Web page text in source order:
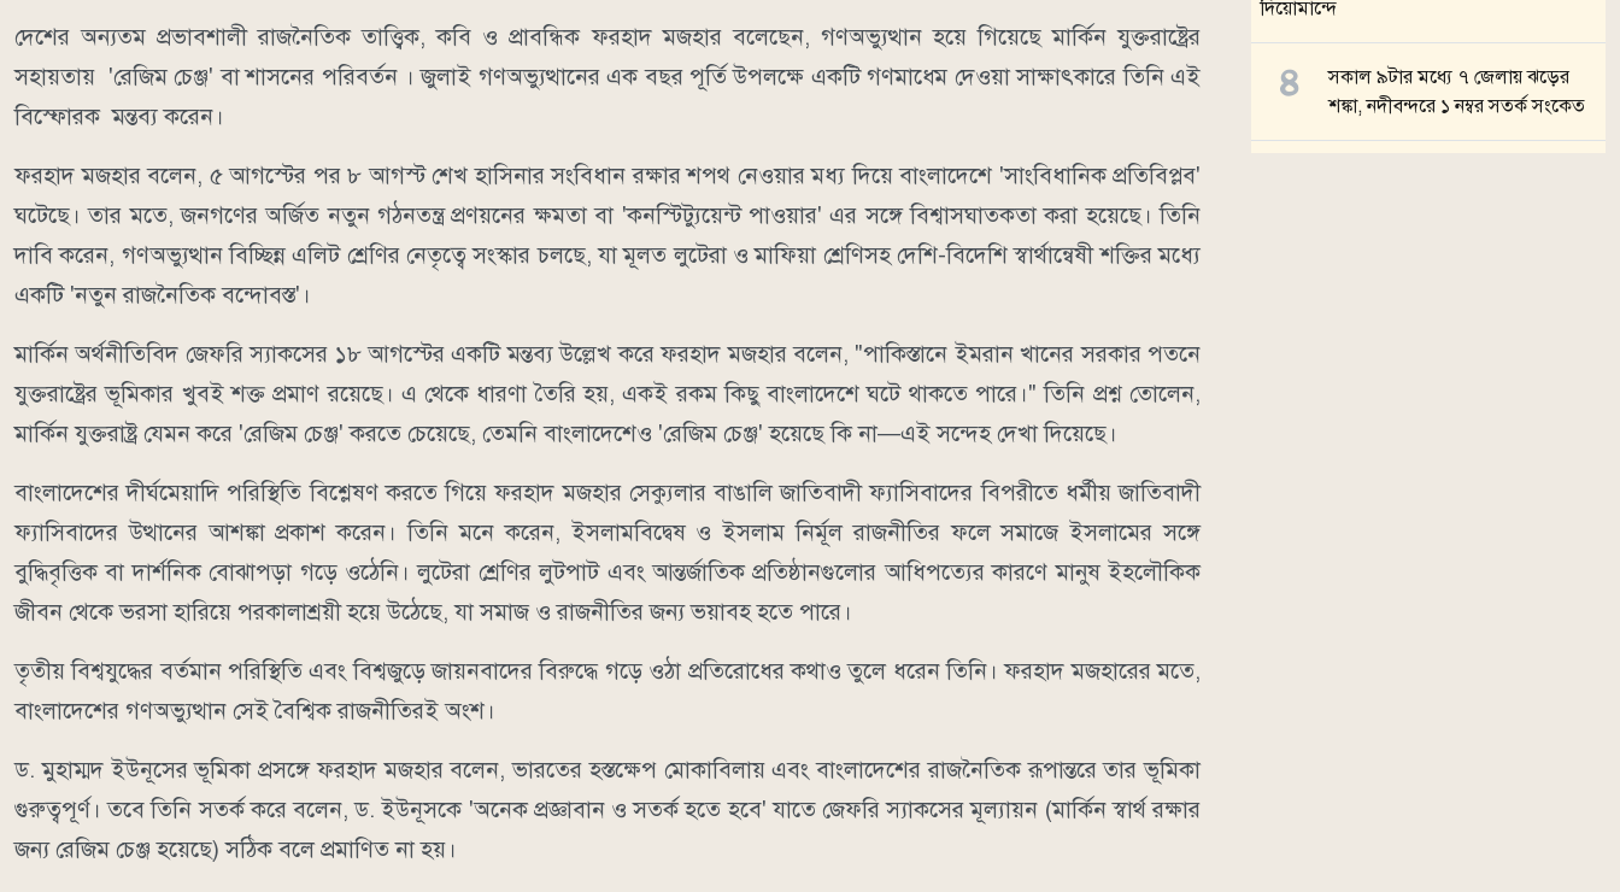
দেশের অন্যতম প্রভাবশালী রাজনৈতিক তাত্ত্বিক, কবি ও প্রাবন্ধিক ফরহাদ মজহার বলেছেন, গণঅভ্যুত্থান হয়ে গিয়েছে মার্কিন যুক্তরাষ্ট্রের
সহায়তায় 'রেজিম চেঞ্জ' বা শাসনের পরিবর্তন । জুলাই গণঅভ্যুত্থানের এক বছর পূর্তি উপলক্ষে একটি গণমাধ্মে দেওয়া সাক্ষাৎকারে তিনি এই
বিস্ফোরক মন্তব্য করেন।
ফরহাদ মজহার বলেন, ৫ আগস্টের পর ৮ আগস্ট শেখ হাসিনার সংবিধান রক্ষার শপথ নেওয়ার মধ্য দিয়ে বাংলাদেশে 'সাংবিধানিক প্রতিবিপ্লব'
ঘটেছে। তার মতে, জনগণের অর্জিত নতুন গঠনতন্ত্র প্রণয়নের ক্ষমতা বা 'কনস্টিট্যুয়েন্ট পাওয়ার' এর সঙ্গে বিশ্বাসঘাতকতা করা হয়েছে। তিনি
দাবি করেন, গণঅভ্যুত্থান বিচ্ছিন্ন এলিট শ্রেণির নেতৃত্বে সংস্কার চলছে, যা মূলত লুটেরা ও মাফিয়া শ্রেণিসহ দেশি-বিদেশি স্বার্থান্বেষী শক্তির মধ্যে
একটি 'নতুন রাজনৈতিক বন্দোবস্ত'।
মার্কিন অর্থনীতিবিদ জেফরি স্যাকসের ১৮ আগস্টের একটি মন্তব্য উল্লেখ করে ফরহাদ মজহার বলেন, "পাকিস্তানে ইমরান খানের সরকার পতনে
যুক্তরাষ্ট্রের ভূমিকার খুবই শক্ত প্রমাণ রয়েছে। এ থেকে ধারণা তৈরি হয়, একই রকম কিছু বাংলাদেশে ঘটে থাকতে পারে।" তিনি প্রশ্ন তোলেন,
মার্কিন যুক্তরাষ্ট্র যেমন করে 'রেজিম চেঞ্জ' করতে চেয়েছে, তেমনি বাংলাদেশেও 'রেজিম চেঞ্জ' হয়েছে কি না—এই সন্দেহ দেখা দিয়েছে।
বাংলাদেশের দীর্ঘমেয়াদি পরিস্থিতি বিশ্লেষণ করতে গিয়ে ফরহাদ মজহার সেক্যুলার বাঙালি জাতিবাদী ফ্যাসিবাদের বিপরীতে ধর্মীয় জাতিবাদী
ফ্যাসিবাদের উত্থানের আশঙ্কা প্রকাশ করেন। তিনি মনে করেন, ইসলামবিদ্বেষ ও ইসলাম নির্মূল রাজনীতির ফলে সমাজে ইসলামের সঙ্গে
বুদ্ধিবৃত্তিক বা দার্শনিক বোঝাপড়া গড়ে ওঠেনি। লুটেরা শ্রেণির লুটপাট এবং আন্তর্জাতিক প্রতিষ্ঠানগুলোর আধিপত্যের কারণে মানুষ ইহলৌকিক
জীবন থেকে ভরসা হারিয়ে পরকালাশ্রয়ী হয়ে উঠেছে, যা সমাজ ও রাজনীতির জন্য ভয়াবহ হতে পারে।
তৃতীয় বিশ্বযুদ্ধের বর্তমান পরিস্থিতি এবং বিশ্বজুড়ে জায়নবাদের বিরুদ্ধে গড়ে ওঠা প্রতিরোধের কথাও তুলে ধরেন তিনি। ফরহাদ মজহারের মতে,
বাংলাদেশের গণঅভ্যুত্থান সেই বৈশ্বিক রাজনীতিরই অংশ।
ড. মুহাম্মদ ইউনূসের ভূমিকা প্রসঙ্গে ফরহাদ মজহার বলেন, ভারতের হস্তক্ষেপ মোকাবিলায় এবং বাংলাদেশের রাজনৈতিক রূপান্তরে তার ভূমিকা
গুরুত্বপূর্ণ। তবে তিনি সতর্ক করে বলেন, ড. ইউনূসকে 'অনেক প্রজ্ঞাবান ও সতর্ক হতে হবে' যাতে জেফরি স্যাকসের মূল্যায়ন (মার্কিন স্বার্থ রক্ষার
জন্য রেজিম চেঞ্জ হয়েছে) সঠিক বলে প্রমাণিত না হয়।
দিয়োমান্দে
সকাল ৯টার মধ্যে ৭ জেলায় ঝড়ের
শঙ্কা, নদীবন্দরে ১ নম্বর সতর্ক সংকেত